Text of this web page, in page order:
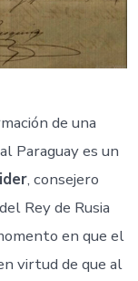
de una
Paraguay es un
, consejero
Rey de Rusia
en que el
virtud de que al